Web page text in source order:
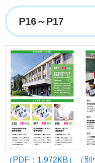
P16～P17
（PDF：1,972KB）（別